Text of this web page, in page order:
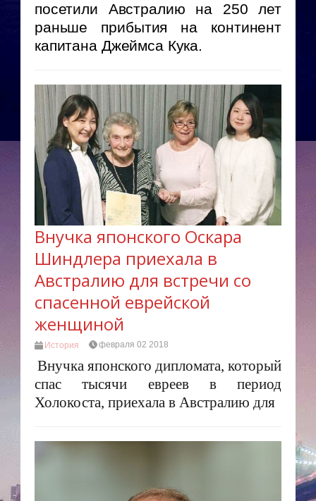
посетили Австралию на 250 лет
раньше прибытия на континент
капитана Джеймса Кука.
Внучка японского Оскара
Шиндлера приехала в
Австралию для встречи со
спасенной еврейской
женщиной
История февраля 02 2018
Внучка японского дипломата, который
спас тысячи евреев в период
Холокоста, приехала в Австралию для